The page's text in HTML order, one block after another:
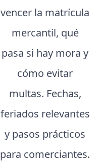
vencer la matrícula
mercantil, qué
pasa si hay mora y
cómo evitar
multas. Fechas,
feriados relevantes
y pasos prácticos
para comerciantes.